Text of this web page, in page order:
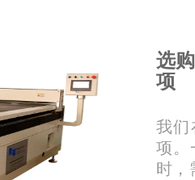
选
项
我们
项。
时，